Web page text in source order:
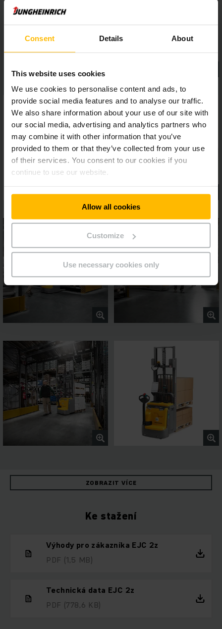
Consent Details About
This website uses cookies
We use cookies to personalise content and ads, to
provide social media features and to analyse our traffic.
We also share information about your use of our site with
our social media, advertising and analytics partners who
may combine it with other information that you’ve
provided to them or that they’ve collected from your use
of their services. You consent to our cookies if you
continue to use our website.
Allow all cookies
Customize
Use necessary cookies only
přesné zakládání a vykládání.
ZOBRAZIT VÍCE
Ke stažení
Výhody pro zákazníka EJC 2z
PDF (1,5 MB)
Technická data EJC 2z
PDF (778,6 KB)